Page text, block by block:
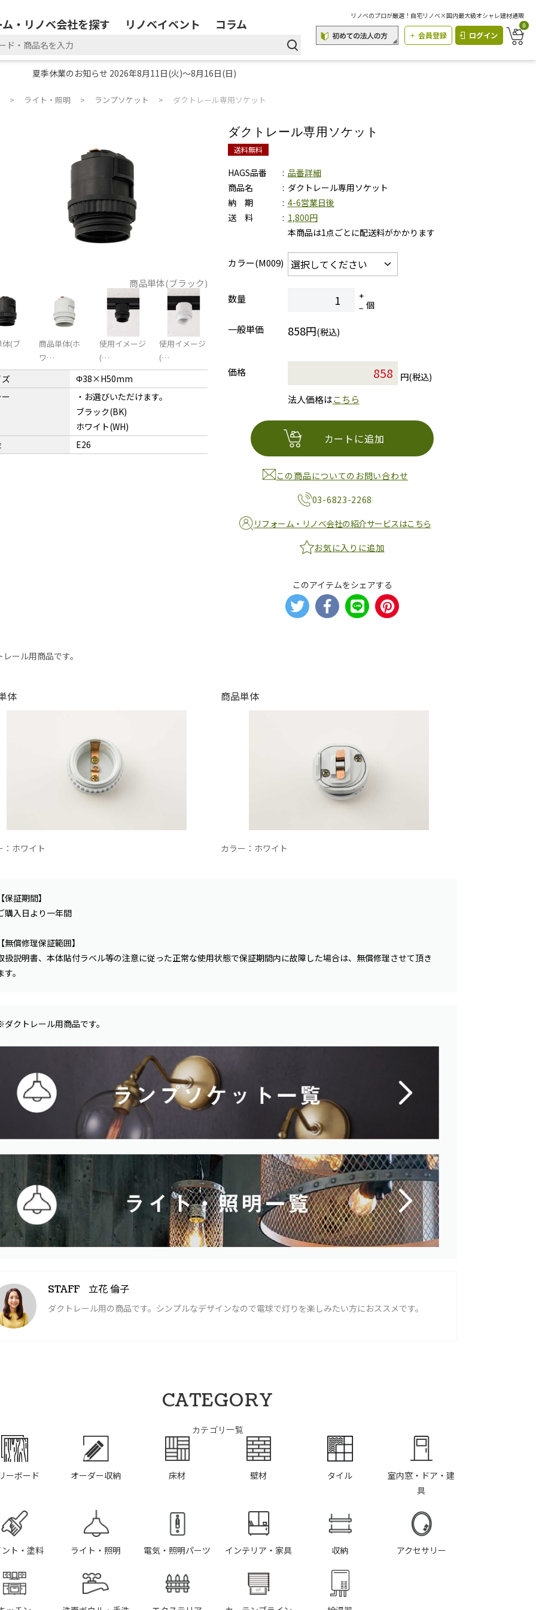
・リノベ会社を探す リノベイベント コラム
リノベのプロが厳選！自宅リノベ×国内最大級オシャレ建材通販
会員登録 ログイン
0
夏季休業のお知らせ 2026年8月11日(火)～8月16日(日)
ライト・照明 ランプソケット ダクトレール専用ソケット
商品単体(ブラック)
(ブ
商品単体(ホ
ワ…
使用イメージ
(…
使用イメージ
(…
Φ38×H50mm
・お選びいただけます。
ブラック(BK)
ホワイト(WH)
E26
ダクトレール専用ソケット
送料無料
HAGS品番
品番詳細
商品名
ダクトレール専用ソケット
納 期
4-6営業日後
送 料
1,800円
本商品は1点ごとに配送料がかかります
カラー(M009)
数量
個
一般単価
858円(税込)
価格
円(税込)
法人価格はこちら
カートに追加
この商品についてのお問い合わせ
03-6823-2268
リフォーム・リノベ会社の紹介サービスはこちら
お気に入りに追加
このアイテムをシェアする
ール用商品です。
体
：ホワイト
商品単体
カラー：ホワイト
保証期間】
購入日より一年間
無償修理保証範囲】
扱説明書、本体貼付ラベル等の注意に従った正常な使用状態で保証期間内に故障した場合は、無償修理させて頂き
す。
クトレール用商品です。
STAFF 立花 倫子
ダクトレール用の商品です。シンプルなデザインなので電球で灯りを楽しみたい方におススメです。
CATEGORY
カテゴリ一覧
ーボード オーダー収納 床材 壁材 タイル
室内窓・ドア・建
具
ト・塗料 ライト・照明 電気・照明パーツ インテリア・家具 収納 アクセサリー